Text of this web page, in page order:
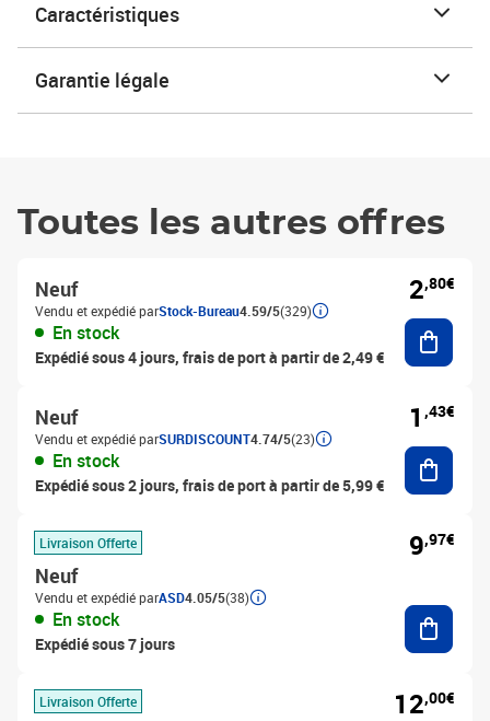
Caractéristiques
Garantie légale
Toutes les autres offres
Neuf
Vendu et expédié parStock-Bureau4.59/5(329)
En stock
Expédié sous 4 jours, frais de port à partir de 2,49 €
2,80€
Neuf
Vendu et expédié parSURDISCOUNT4.74/5(23)
En stock
Expédié sous 2 jours, frais de port à partir de 5,99 €
1 ,43€
Livraison Offerte
Neuf
Vendu et expédié parASD4.05/5(38)
En stock
Expédié sous 7 jours
9,97€
Livraison Offerte 12,00€